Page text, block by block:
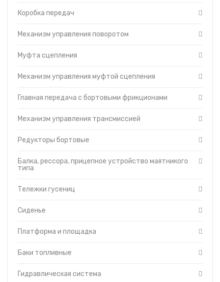
Защитные кожухи
Капот
Топливные фильтры
Управление дизелем и пусковым двигателем
Гидравлическая система управления трактором
Гусеница
Система смазки трансмиссии
Уравновешивающий механизм
Форсунки с трубками высокого давления
Коробка передач
Механизм управления поворотом
Муфта сцепления
Механизм управления муфтой сцепления
Главная передача с бортовыми фрикционами
Механизм управления трансмиссией
Редукторы бортовые
Балка, рессора, прицепное устройство маятникого
типа
Тележки гусениц
Сиденье
Платформа и площадка
Баки топливные
Гидравлическая система